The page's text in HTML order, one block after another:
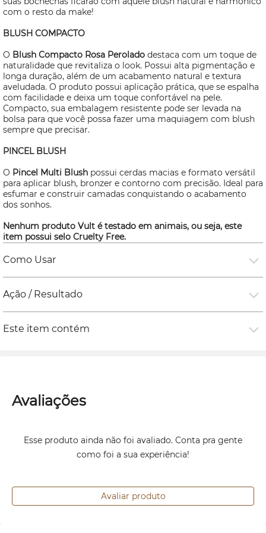
com o resto da make!
BLUSH COMPACTO
O Blush Compacto Rosa Perolado destaca com um toque de
naturalidade que revitaliza o look. Possui alta pigmentação e
longa duração, além de um acabamento natural e textura
aveludada. O produto possui aplicação prática, que se espalha
com facilidade e deixa um toque confortável na pele.
Compacto, sua embalagem resistente pode ser levada na
bolsa para que você possa fazer uma maquiagem com blush
sempre que precisar.
PINCEL BLUSH
O Pincel Multi Blush possui cerdas macias e formato versátil
para aplicar blush, bronzer e contorno com precisão. Ideal para
esfumar e construir camadas conquistando o acabamento
dos sonhos.
Nenhum produto Vult é testado em animais, ou seja, este
item possui selo Cruelty Free.
Como Usar
Ação / Resultado
Este item contém
Avaliações
Esse produto ainda não foi avaliado. Conta pra gente
como foi a sua experiência!
Avaliar produto